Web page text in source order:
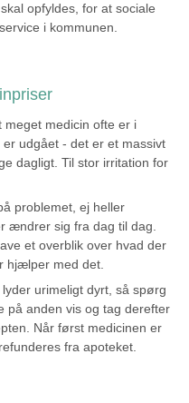
opfyldes, for at sociale
i kommunen.
meget medicin ofte er i
udgået - det er et massivt
dagligt. Til stor irritation for
problemet, ej heller
ændrer sig fra dag til dag.
et overblik over hvad der
hjælper med det.
urimeligt dyrt, så spørg
på anden vis og tag derefter
Når først medicinen er
fra apoteket.